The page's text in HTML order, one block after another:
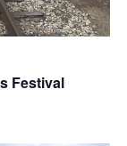
Festival